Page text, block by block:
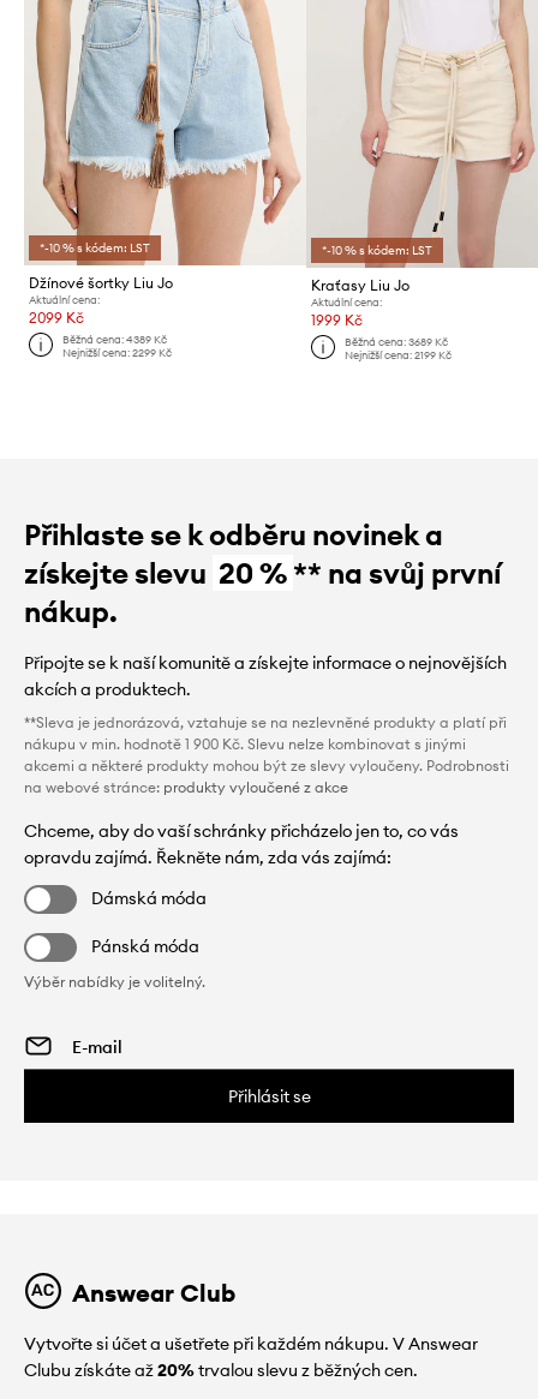
*-10 % s kódem: LST
Džínové šortky Liu Jo
Aktuální cena:
2099 Kč
Běžná cena:4389 Kč
Nejnižší cena:2299 Kč
*-10 % s kódem: LST
Kraťasy Liu Jo
Aktuální cena:
1999 Kč
Běžná cena: 3689 Kč
Nejnižší cena: 2199 Kč
Přihlaste se k odběru novinek a
získejte slevu 20 %** na svůj první
nákup.
Připojte se k naší komunitě a získejte informace o nejnovějších
akcích a produktech.
**Sleva je jednorázová, vztahuje se na nezlevněné produkty a platí při
nákupu v min. hodnotě 1 900 Kč. Slevu nelze kombinovat s jinými
akcemi a některé produkty mohou být ze slevy vyloučeny. Podrobnosti
na webové stránce: produkty vyloučené z akce
Chceme, aby do vaší schránky přicházelo jen to, co vás
opravdu zajímá. Řekněte nám, zda vás zajímá:
Dámská móda
Pánská móda
Výběr nabídky je volitelný.
Přihlásit se
Answear Club
Vytvořte si účet a ušetřete při každém nákupu. V Answear
Clubu získáte až20%trvalou slevu z běžných cen.